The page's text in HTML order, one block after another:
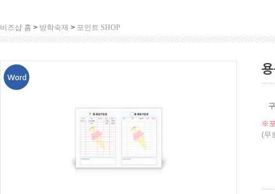
비즈샵 홈 > 방학숙제 > 포인트 SHOP
※
(무